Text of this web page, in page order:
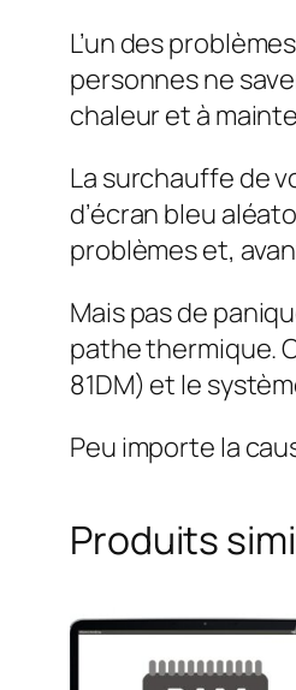
L’un des
personnes ne
chaleur et à
La surchauffe de
d’écran bleu
problèmes et,
Mais pas de
pathe thermique.
81DM) et le
Peu importe la
Produits